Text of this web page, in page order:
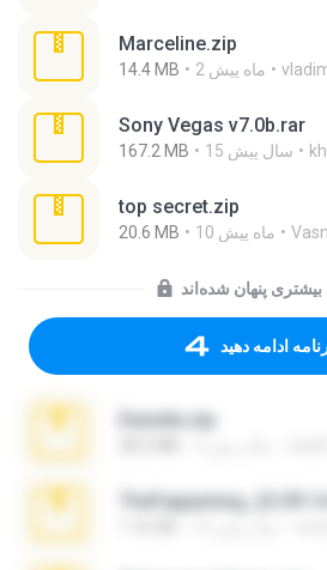
Marceline.zip
14.4 MB 2 ماه پیش
Sony Vegas v7.0b.rar
167.2 MB 15 سال پیش
top secret.zip
20.6 MB 10 ماه پیش
پنهان شده‌اند
ادامه دهید
Daniela.zip